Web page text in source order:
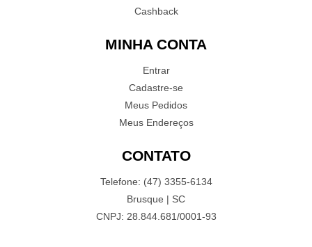
Cashback
MINHA CONTA
Entrar
Cadastre-se
Meus Pedidos
Meus Endereços
CONTATO
Telefone: (47) 3355-6134
Brusque | SC
CNPJ: 28.844.681/0001-93